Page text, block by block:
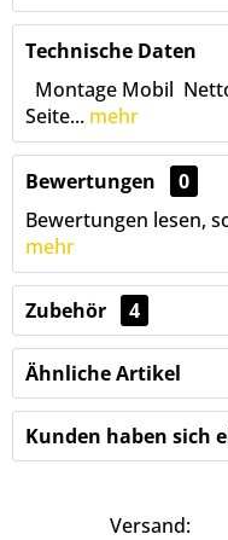
Technische Daten
Montage Mobil
Seite... mehr
Bewertungen
0
Bewertungen lesen,
mehr
Zubehör 4
Ähnliche Artikel
Kunden haben sich
Versand: